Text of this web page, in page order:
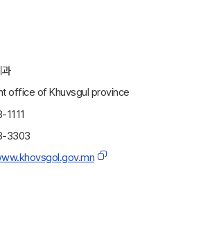
office of Khuvsgul province
3303